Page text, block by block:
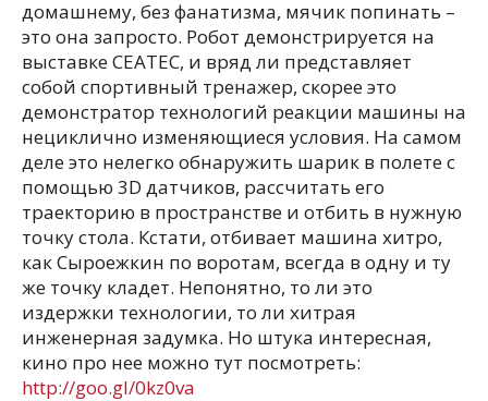
домашнему, без фанатизма, мячик попинать –
это она запросто. Робот демонстрируется на
выставке CEATEC, и вряд ли представляет
собой спортивный тренажер, скорее это
демонстратор технологий реакции машины на
нециклично изменяющиеся условия. На самом
деле это нелегко обнаружить шарик в полете с
помощью 3D датчиков, рассчитать его
траекторию в пространстве и отбить в нужную
точку стола. Кстати, отбивает машина хитро,
как Сыроежкин по воротам, всегда в одну и ту
же точку кладет. Непонятно, то ли это
издержки технологии, то ли хитрая
инженерная задумка. Но штука интересная,
кино про нее можно тут посмотреть:
http://goo.gl/0kz0va